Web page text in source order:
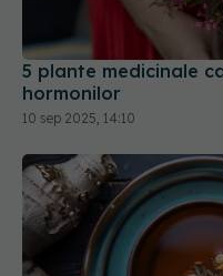
5 plante medicinale
hormonilor
10 sep 2025, 14:10